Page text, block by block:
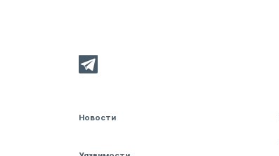
Новости